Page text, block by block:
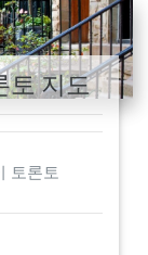
토 지도
토론토